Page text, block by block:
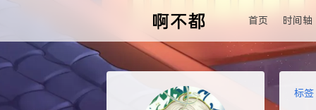
首页 时间轴
标签